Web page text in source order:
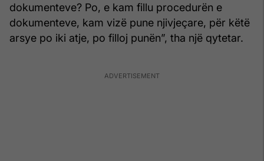
dokumenteve? Po, e kam fillu procedurën e
dokumenteve, kam vizë pune njivjeçare, për këtë
arsye po iki atje, po filloj punën”, tha një qytetar.